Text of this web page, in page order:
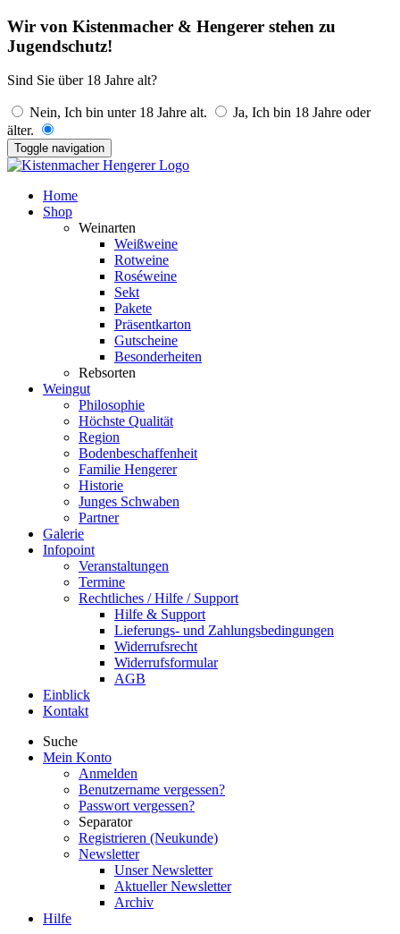
Wir von Kistenmacher & Hengerer stehen zu
Jugendschutz!
Sind Sie über 18 Jahre alt?
Nein, Ich bin unter 18 Jahre alt.
Ja, Ich bin 18 Jahre oder
älter.
Toggle navigation
Home
Shop
Weinarten
Weißweine
Rotweine
Roséweine
Sekt
Pakete
Präsentkarton
Gutscheine
Besonderheiten
Rebsorten
Weingut
Philosophie
Höchste Qualität
Region
Bodenbeschaffenheit
Familie Hengerer
Historie
Junges Schwaben
Partner
Galerie
Infopoint
Veranstaltungen
Termine
Rechtliches / Hilfe / Support
Hilfe & Support
Lieferungs- und Zahlungsbedingungen
Widerrufsrecht
Widerrufsformular
AGB
Einblick
Kontakt
Suche
Mein Konto
Anmelden
Benutzername vergessen?
Passwort vergessen?
Separator
Registrieren (Neukunde)
Newsletter
Unser Newsletter
Aktueller Newsletter
Archiv
Hilfe